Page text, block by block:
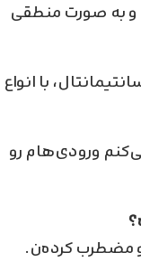
و به صورت منطقی
با انواع
ورودی‌هام رو
مضطرب کرده‌ن.